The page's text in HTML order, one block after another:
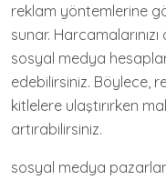
reklam yöntemlerine
sunar.
sosyal medya
edebilirsiniz. Böylece,
kitlelere ulaştırırken
artırabilirsiniz.
sosyal medya